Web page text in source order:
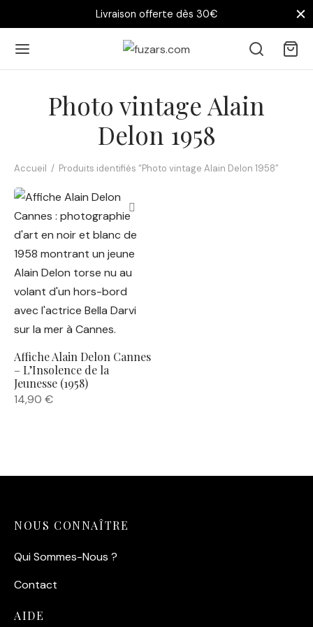
Livraison offerte dès 30€
Photo vintage Alain
Delon 1958
Accueil / Produits identifiés “Photo vintage Alain Delon 1958”
Affiche Alain Delon Cannes
– L’Insolence de la
Jeunesse (1958)
14,90 €
NOUS CONNAÎTRE
Qui Sommes-Nous ?
Contact
AIDE